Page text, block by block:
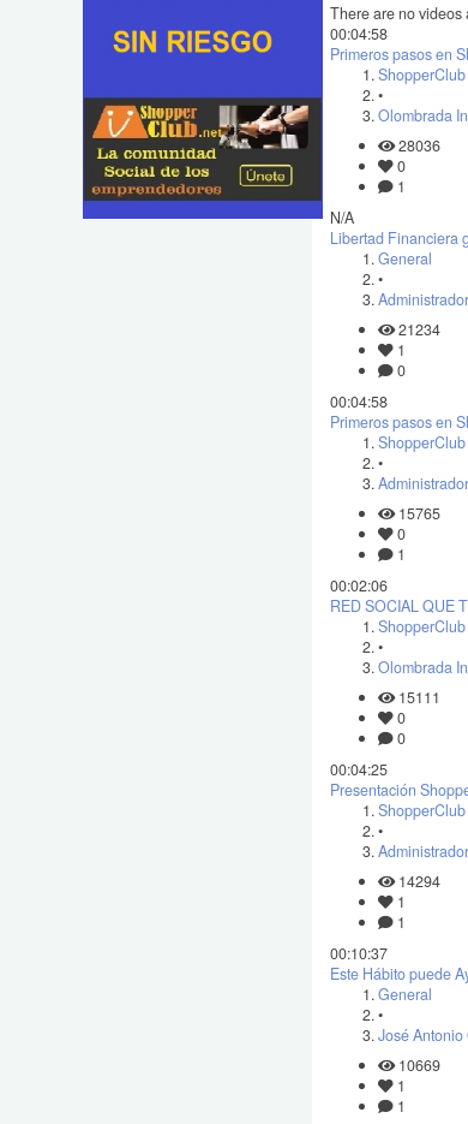
There are no videos
00:04:58
Primeros pasos en
ShopperClub
•
Olombrada
28036
0
1
N/A
Libertad Financiera
General
•
21234
1
0
00:04:58
Primeros pasos en
ShopperClub
•
15765
0
1
00:02:06
RED SOCIAL QUE
ShopperClub
•
Olombrada
15111
0
0
00:04:25
Presentación
ShopperClub
•
14294
1
1
00:10:37
Este Hábito puede
General
•
José
10669
1
1